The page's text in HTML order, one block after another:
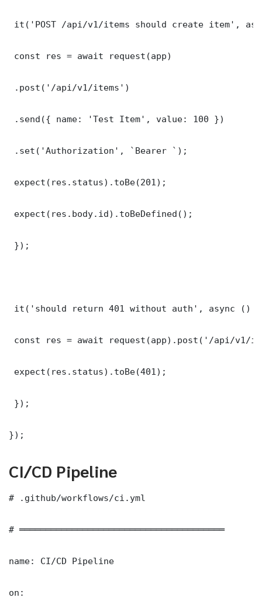
it('POST /api/v1/items should create item',
const res = await request(app)
.post('/api/v1/items')
.send({ name: 'Test Item', value: 100 })
.set('Authorization', `Bearer `);
expect(res.status).toBe(201);
expect(res.body.id).toBeDefined();
});
it('should return 401 without auth', async ()
const res = await request(app).post('/api/v1/
expect(res.status).toBe(401);
});
});
CI/CD Pipeline
# .github/workflows/ci.yml
# ═══════════════════════════════════════
name: CI/CD Pipeline
on: